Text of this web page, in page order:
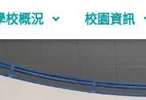
校概況 校園資訊